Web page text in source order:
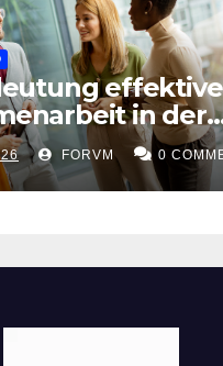
in der
FORVM 0